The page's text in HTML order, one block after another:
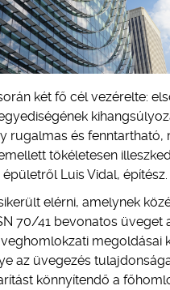
két fő cél vezérelte:
rugalmas és
tökéletesen
Luis Vidal, építész.
elérni, amelynek
70/41 bevonatos
megoldásai
az üvegezés
könnyítendő a